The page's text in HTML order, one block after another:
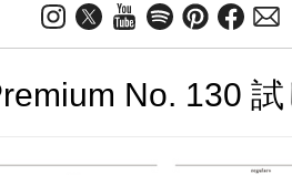
No. 130